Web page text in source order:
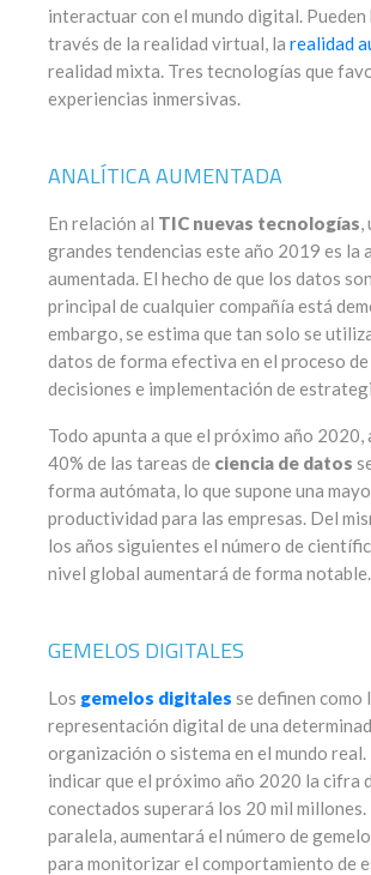
interactuar con el mundo digital. Pueden
través de la realidad virtual, la realidad
realidad mixta. Tres tecnologías que
experiencias inmersivas.
ANALÍTICA AUMENTADA
En relación al TIC nuevas tecnologías,
grandes tendencias este año 2019 es la
aumentada. El hecho de que los datos
principal de cualquier compañía está
embargo, se estima que tan solo se
datos de forma efectiva en el proceso de
decisiones e implementación de
Todo apunta a que el próximo año 2020,
40% de las tareas de ciencia de datos
forma autómata, lo que supone una
productividad para las empresas. Del
los años siguientes el número de
nivel global aumentará de forma notable.
GEMELOS DIGITALES
Los gemelos digitales se definen como
representación digital de una
organización o sistema en el mundo real.
indicar que el próximo año 2020 la cifra
conectados superará los 20 mil
paralela, aumentará el número de
para monitorizar el comportamiento de